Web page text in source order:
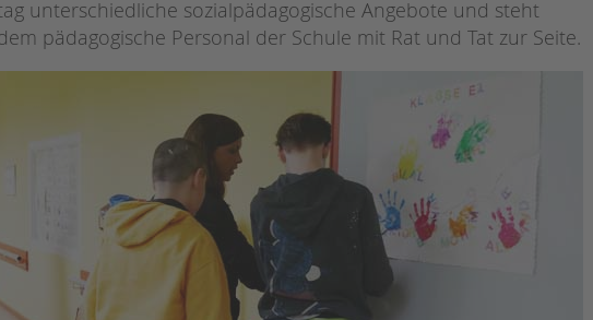
unterschiedliche sozialpädagogische Angebote und steht
pädagogische Personal der Schule mit Rat und Tat zur Seite.